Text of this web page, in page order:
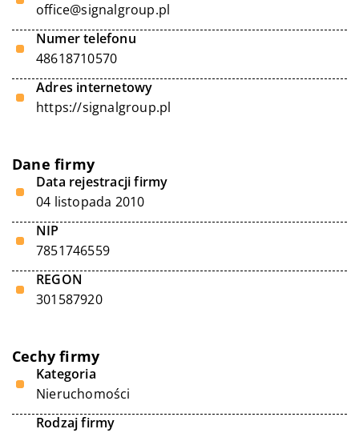
office@signalgroup.pl
Numer telefonu
48618710570
Adres internetowy
https://signalgroup.pl
Dane firmy
Data rejestracji firmy
04 listopada 2010
NIP
7851746559
REGON
301587920
Cechy firmy
Kategoria
Nieruchomości
Rodzaj firmy